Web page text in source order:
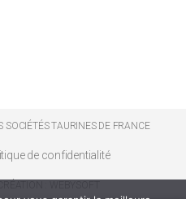
TAURINES DE FRANCE
de confidentialité